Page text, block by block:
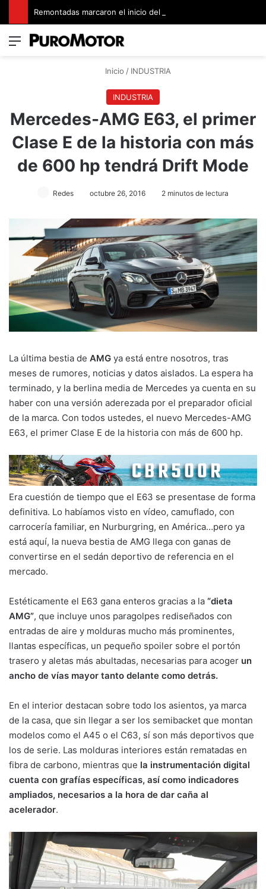
Menú
Inicio / INDUSTRIA
INDUSTRIA
Mercedes-AMG E63, el primer
Clase E de la historia con más
de 600 hp tendrá Drift Mode
Redes octubre 26, 2016 2 minutos de lectura
La última bestia de AMG ya está entre nosotros, tras
meses de rumores, noticias y datos aislados. La espera ha
terminado, y la berlina media de Mercedes ya cuenta en su
haber con una versión aderezada por el preparador oficial
de la marca. Con todos ustedes, el nuevo Mercedes-AMG
E63, el primer Clase E de la historia con más de 600 hp.
Era cuestión de tiempo que el E63 se presentase de forma
definitiva. Lo habíamos visto en vídeo, camuflado, con
carrocería familiar, en Nurburgring, en América…pero ya
está aquí, la nueva bestia de AMG llega con ganas de
convertirse en el sedán deportivo de referencia en el
mercado.
Estéticamente el E63 gana enteros gracias a la “dieta
AMG”, que incluye unos paragolpes rediseñados con
entradas de aire y molduras mucho más prominentes,
llantas específicas, un pequeño spoiler sobre el portón
trasero y aletas más abultadas, necesarias para acoger un
ancho de vías mayor tanto delante como detrás.
En el interior destacan sobre todo los asientos, ya marca
de la casa, que sin llegar a ser los semibacket que montan
modelos como el A45 o el C63, sí son más deportivos que
los de serie. Las molduras interiores están rematadas en
fibra de carbono, mientras que la instrumentación digital
cuenta con grafías específicas, así como indicadores
ampliados, necesarios a la hora de dar caña al
acelerador.